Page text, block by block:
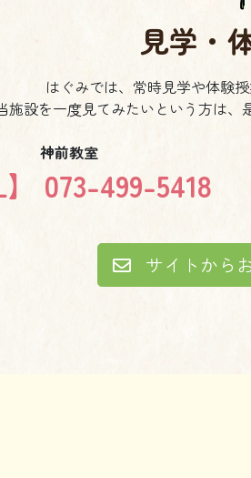
見学・
はぐみでは、常時見学や体験
施設を一度見てみたいという方は、
神前教室
】 073-499-5418
サイトから